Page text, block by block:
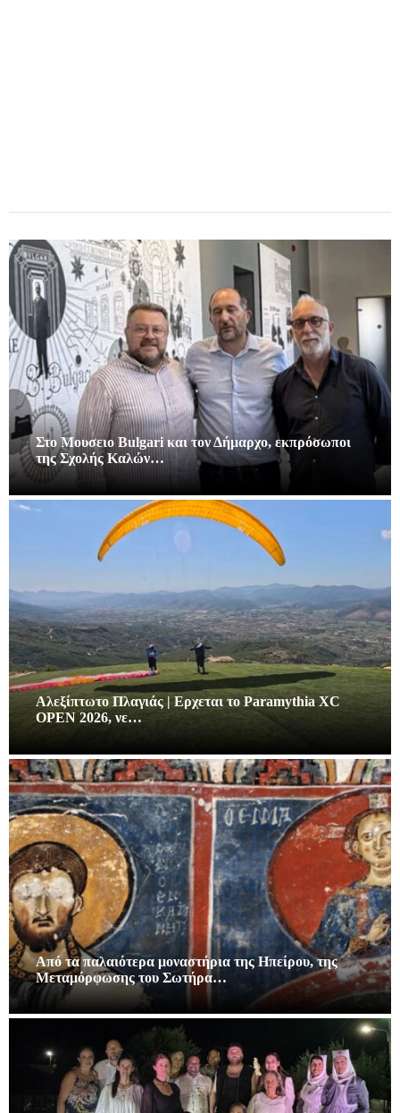
Στο Μουσειο Bulgari και τον Δήμαρχο, εκπρόσωποι
της Σχολής Καλών…
Αλεξίπτωτο Πλαγιάς | Ερχεται το Paramythia XC
OPEN 2026, νε…
Από τα παλαιότερα μοναστήρια της Ηπείρου, της
Μεταμόρφωσης του Σωτήρα…